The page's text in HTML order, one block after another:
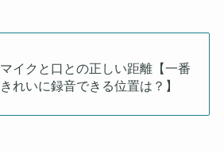
マイクと口との正しい距離【一番
きれいに録音できる位置は？】